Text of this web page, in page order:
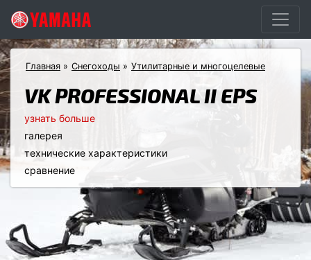
Главная Снегоходы Утилитарные и многоцелевые
VK PROFESSIONAL II EPS
узнать больше
галерея
технические характеристики
сравнение